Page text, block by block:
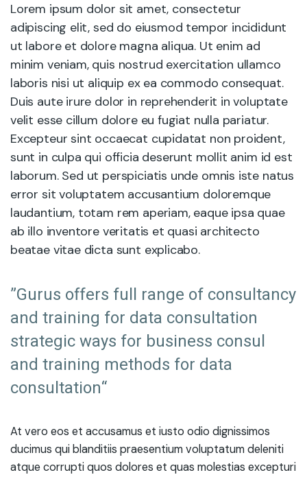
Lorem ipsum dolor sit amet, consectetur
adipiscing elit, sed do eiusmod tempor incididunt
ut labore et dolore magna aliqua. Ut enim ad
minim veniam, quis nostrud exercitation ullamco
laboris nisi ut aliquip ex ea commodo consequat.
Duis aute irure dolor in reprehenderit in voluptate
velit esse cillum dolore eu fugiat nulla pariatur.
Excepteur sint occaecat cupidatat non proident,
sunt in culpa qui officia deserunt mollit anim id est
laborum. Sed ut perspiciatis unde omnis iste natus
error sit voluptatem accusantium doloremque
laudantium, totam rem aperiam, eaque ipsa quae
ab illo inventore veritatis et quasi architecto
beatae vitae dicta sunt explicabo.
”Gurus offers full range of consultancy
and training for data consultation
strategic ways for business consul
and training methods for data
consultation“
At vero eos et accusamus et iusto odio dignissimos
ducimus qui blanditiis praesentium voluptatum deleniti
atque corrupti quos dolores et quas molestias excepturi